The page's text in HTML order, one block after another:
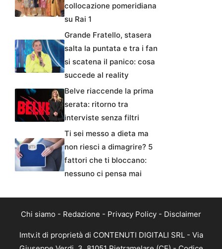
collocazione pomeridiana
su Rai 1
Grande Fratello, stasera
salta la puntata e tra i fan
si scatena il panico: cosa
succede al reality
Belve riaccende la prima
serata: ritorno tra
interviste senza filtri
Ti sei messo a dieta ma
non riesci a dimagrire? 5
fattori che ti bloccano:
nessuno ci pensa mai
Chi siamo - Redazione - Privacy Policy - Disclaimer
Imtv.it di proprietà di CONTENUTI DIGITALI SRL - Via